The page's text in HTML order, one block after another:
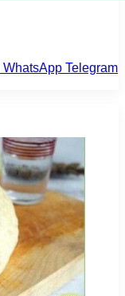
WhatsApp Telegram